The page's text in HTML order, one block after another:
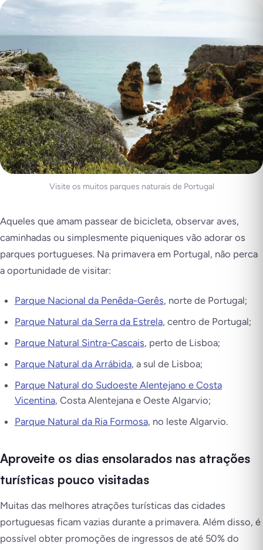
Visite os muitos parques naturais de Portugal
Aqueles que amam passear de bicicleta, observar aves,
caminhadas ou simplesmente piqueniques vão adorar os
parques portugueses. Na primavera em Portugal, não perca
a oportunidade de visitar:
Parque Nacional da Penêda-Gerês, norte de Portugal;
Parque Natural da Serra da Estrela, centro de Portugal;
Parque Natural Sintra-Cascais, perto de Lisboa;
Parque Natural da Arrábida, a sul de Lisboa;
Parque Natural do Sudoeste Alentejano e Costa
Vicentina, Costa Alentejana e Oeste Algarvio;
Parque Natural da Ria Formosa, no leste Algarvio.
Aproveite os dias ensolarados nas atrações
turísticas pouco visitadas
Muitas das melhores atrações turísticas das cidades
portuguesas ficam vazias durante a primavera. Além disso, é
possível obter promoções de ingressos de até 50% do